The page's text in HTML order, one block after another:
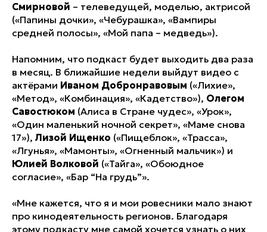
Смирновой – телеведущей, моделью, актрисой
(«Папины дочки», «Чебурашка», «Вампиры
средней полосы», «Мой папа – медведь»).
Напомним, что подкаст будет выходить два раза
в месяц. В ближайшие недели выйдут видео с
актёрами Иваном Добронравовым («Лихие»,
«Метод», «Комбинация», «Кадетство»), Олегом
Савостюком (Алиса в Стране чудес», «Урок»,
«Один маленький ночной секрет», «Маме снова
17»), Лизой Ищенко («Пищеблок», «Трасса»,
«Лгунья», «Мамонты», «Огненный мальчик») и
Юлией Волковой («Тайга», «Обоюдное
согласие», «Бар “На грудь”».
«Мне кажется, что я и мои ровесники мало знают
про кинодеятельность регионов. Благодаря
этому подкасту мне самой хочется узнать о них